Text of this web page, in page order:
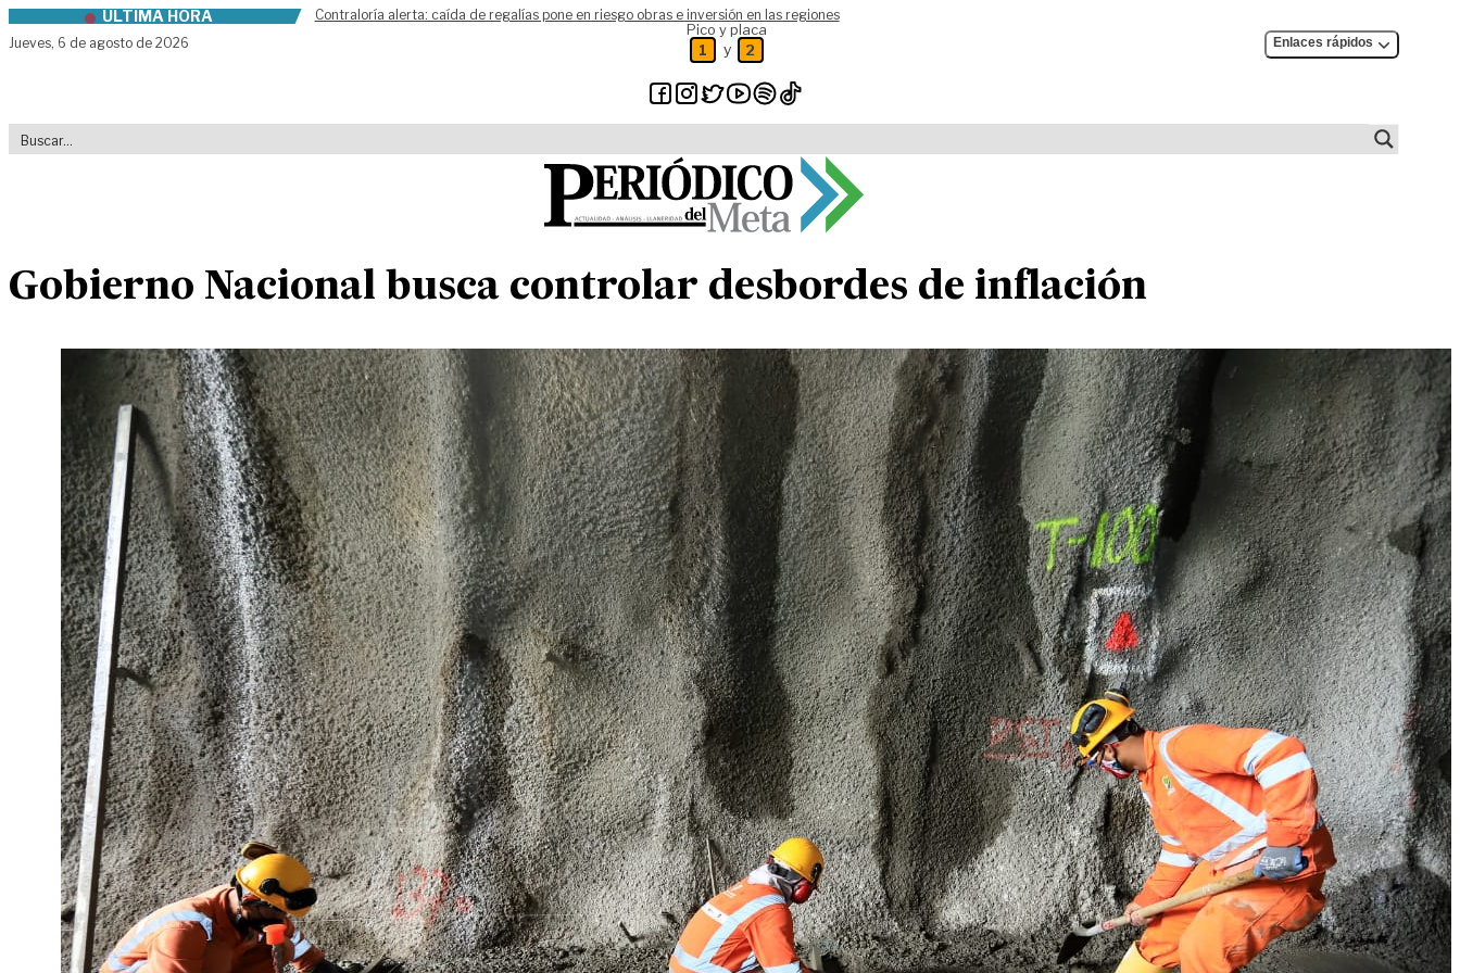
Skip to contentÚLTIMA HORA
Contraloría alerta: caída de regalías pone en riesgo obras e inversión en las regiones
Jueves, 6 de agosto de 2026
Pico y placa
1 y 2 Enlaces rápidos
Gobierno Nacional busca controlar desbordes de inflación